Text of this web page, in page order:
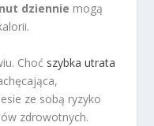
dziennie mogą
Choć szybka utrata
ze sobą ryzyko
zdrowotnych.